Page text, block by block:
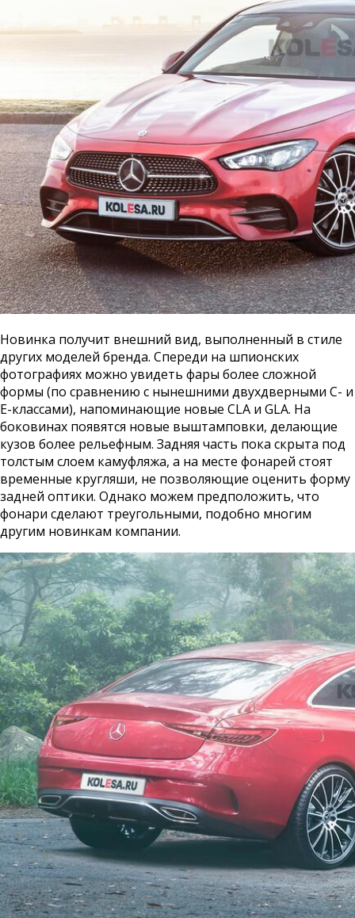
Новинка получит внешний вид, выполненный в стиле
других моделей бренда. Спереди на шпионских
фотографиях можно увидеть фары более сложной
формы (по сравнению с нынешними двухдверными С- и
Е-классами), напоминающие новые CLA и GLA. На
боковинах появятся новые выштамповки, делающие
кузов более рельефным. Задняя часть пока скрыта под
толстым слоем камуфляжа, а на месте фонарей стоят
временные кругляши, не позволяющие оценить форму
задней оптики. Однако можем предположить, что
фонари сделают треугольными, подобно многим
другим новинкам компании.